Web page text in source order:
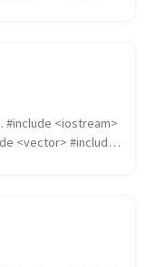
#include <iostream>
<vector> #include